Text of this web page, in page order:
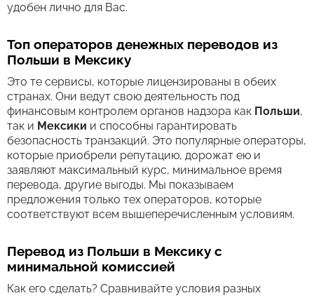
удобен лично для Вас.
Топ операторов денежных переводов из
Польши в Мексику
Это те сервисы, которые лицензированы в обеих
странах. Они ведут свою деятельность под
финансовым контролем органов надзора как Польши,
так и Мексики и способны гарантировать
безопасность транзакций. Это популярные операторы,
которые приобрели репутацию, дорожат ею и
заявляют максимальный курс, минимальное время
перевода, другие выгоды. Мы показываем
предложения только тех операторов, которые
соответствуют всем вышеперечисленным условиям.
Перевод из Польши в Мексику с
минимальной комиссией
Как его сделать? Сравнивайте условия разных